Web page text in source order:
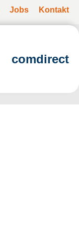
Jobs Kontakt
comdirect